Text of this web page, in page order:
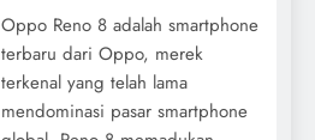
Oppo Reno 8 adalah smartphone
terbaru dari Oppo, merek
terkenal yang telah lama
mendominasi pasar smartphone